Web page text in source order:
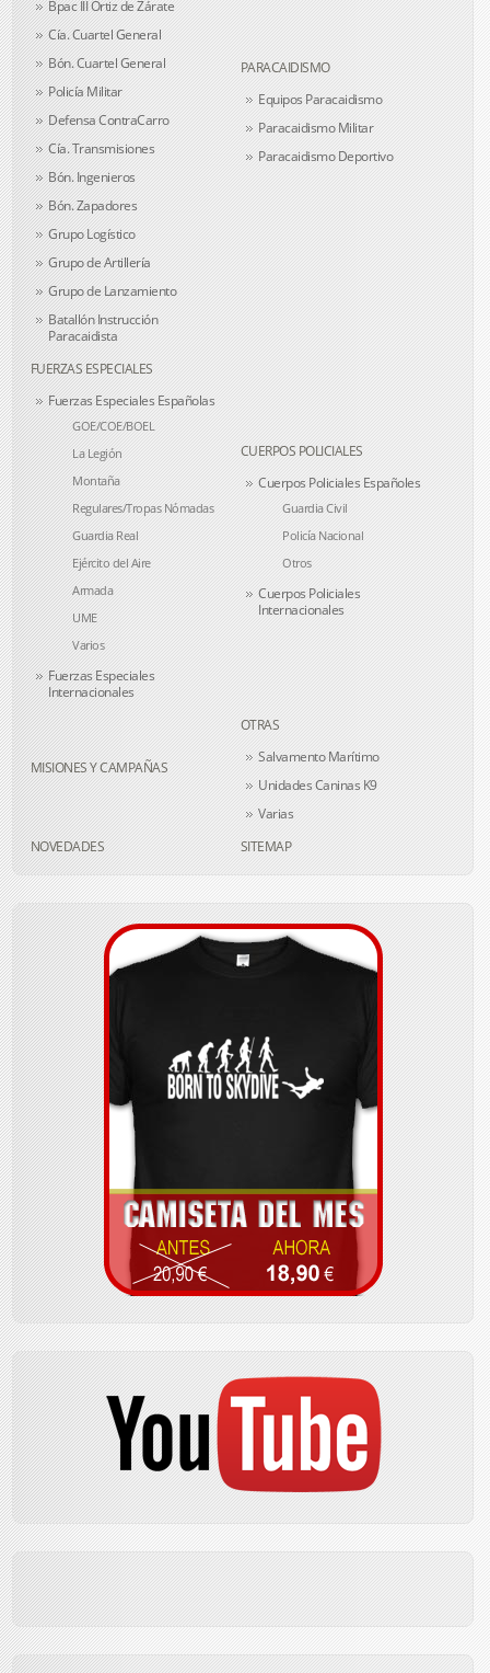
Bpac III Ortiz de Zárate
Cía. Cuartel General
Bón. Cuartel General
Policía Militar
Defensa ContraCarro
Cía. Transmisiones
Bón. Ingenieros
Bón. Zapadores
Grupo Logístico
Grupo de Artillería
Grupo de Lanzamiento
Batallón Instrucción
Paracaidista
PARACAIDISMO
Equipos Paracaidismo
Paracaidismo Militar
Paracaidismo Deportivo
FUERZAS ESPECIALES
Fuerzas Especiales Españolas
GOE/COE/BOEL
La Legión
Montaña
Regulares/Tropas Nómadas
Guardia Real
Ejército del Aire
Armada
UME
Varios
Fuerzas Especiales
Internacionales
CUERPOS POLICIALES
Cuerpos Policiales Españoles
Guardia Civil
Policía Nacional
Otros
Cuerpos Policiales
Internacionales
MISIONES Y CAMPAÑAS
OTRAS
Salvamento Marítimo
Unidades Caninas K9
Varias
NOVEDADES
SITEMAP